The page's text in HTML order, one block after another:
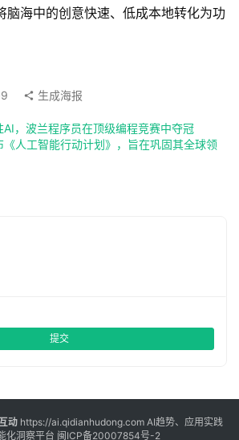
注册
脑海中的创意快速、低成本地转化为功
生成海报
AI，波兰程序员在顶级编程竞赛中夺冠
《人工智能行动计划》，旨在巩固其全球领
提交
动 https://ai.qidianhudong.com AI趋势、应用实践
化洞察平台 闽ICP备20007854号-2